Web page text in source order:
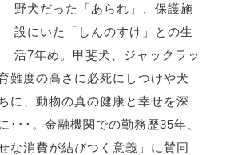
野犬だった「あられ」、保護施
設にいた「しんのすけ」との生
活7年め。甲斐犬、ジャックラッ
難度の高さに必死にしつけや犬
に、動物の真の健康と幸せを深
･･･。金融機関での勤務歴35年、
な消費が結びつく意義」に賛同